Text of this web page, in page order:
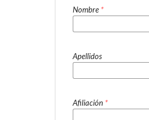
Nombre *
Apellidos
Afiliación *